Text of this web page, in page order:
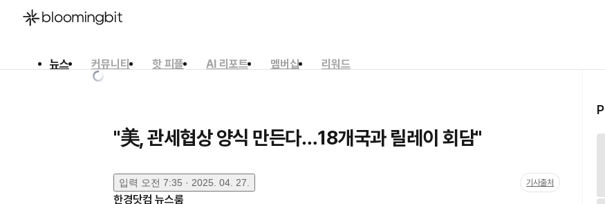
뉴스 커뮤니티 핫 피플 AI 리포트 멤버십
리워드
"美, 관세협상 양식 만든다…18개국과 릴레이 회담"
입력 오전 7:35 · 2025. 04. 27. 기사출처
한경닷컴 뉴스룸